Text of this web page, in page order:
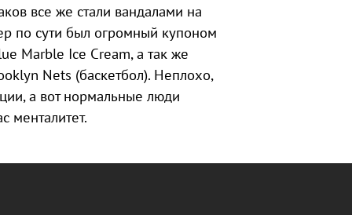
все же стали вандалами на
по сути был огромный купоном
Marble Ice Cream, а так же
Nets (баскетбол). Неплохо,
а вот нормальные люди
менталитет.